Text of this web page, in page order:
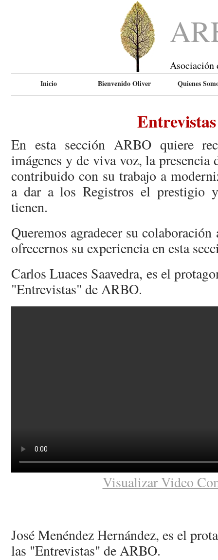
Asociación
Inicio Bienvenido Oliver Quienes
Entrevistas
En esta sección ARBO quiere
imágenes y de viva voz, la presencia
contribuido con su trabajo a
a dar a los Registros el prestigio
tienen.
Queremos agradecer su colaboración
ofrecernos su experiencia en esta
Carlos Luaces Saavedra, es el
"Entrevistas" de ARBO.
Visualizar Video
José Menéndez Hernández, es el
las "Entrevistas" de ARBO.